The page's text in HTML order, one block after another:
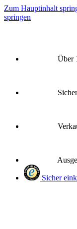
Zum Hauptinhalt
springen
Über
Sicher